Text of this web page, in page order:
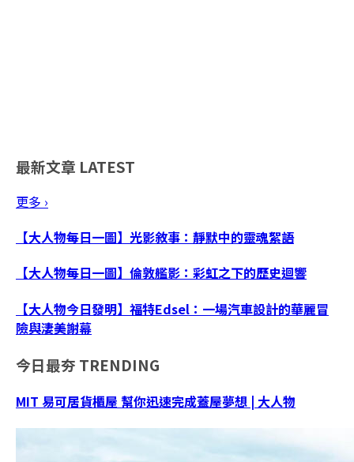
最新文章 LATEST
更多 ›
【大人物每日一圖】光影敘事：靜默中的靈魂絮語
【大人物每日一圖】倫敦艦影：彩虹之下的歷史迴響
【大人物今日發明】福特Edsel：一場汽車設計的華麗冒
險與淒美謝幕
今日最夯 TRENDING
MIT 易可居貨櫃屋 幫你迅速完成蓋屋夢想 | 大人物